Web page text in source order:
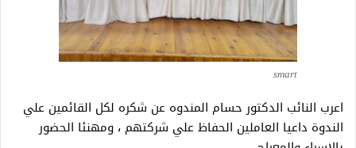
smart
اعرب النائب الدكتور حسام المندوه عن شكره لكل القائمين علي
الندوة داعيا العاملين الحفاظ علي شركتهم ، ومهنئا الحضور